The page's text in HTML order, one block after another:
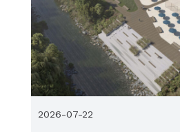
2026-07-22